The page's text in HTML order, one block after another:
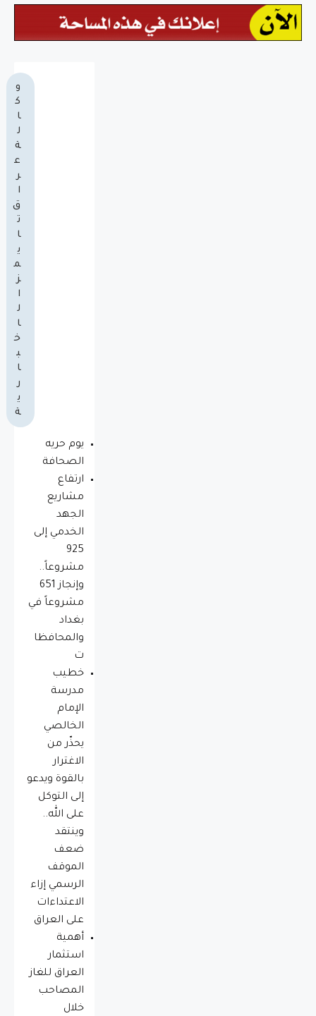
و
ك
ا
ل
ة
ع
ر
ا
ق
ت
ا
ي
م
ز
ا
ل
ا
خ
ب
ا
ر
ي
ة
يوم حريه
الصحافة
ارتفاع
مشاريع
الجهد
الخدمي إلى
925
مشروعاً..
وإنجاز 651
مشروعاً في
بغداد
والمحافظا
ت
خطيب
مدرسة
الإمام
الخالصي
يحذّر من
الاغترار
بالقوة ويدعو
إلى التوكل
على الله..
وينتقد
ضعف
الموقف
الرسمي إزاء
الاعتداءات
على العراق
أهمية
استثمار
العراق للغاز
المصاحب
خلال